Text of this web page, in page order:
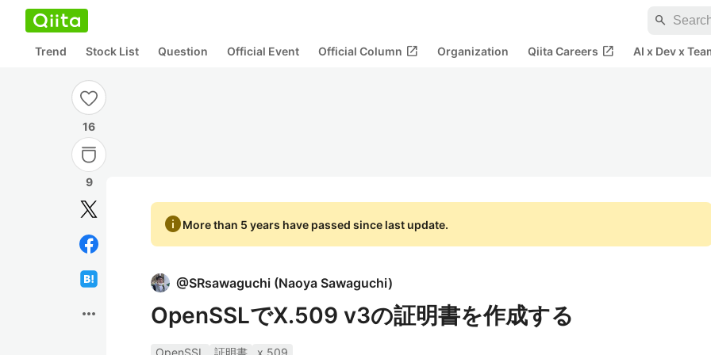
search
Trend Stock List Question Official Event Official Column open_in_new Organization Qiita Careers open_in_new AI x Dev x
16
9
more_horiz
infoMore than 5 years have passed since last update.
@SRsawaguchi (Naoya Sawaguchi)
OpenSSLでX.509 v3の証明書を作成する
OpenSSL 証明書
x.509